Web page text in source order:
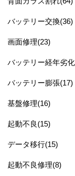
バッテリー交換(36)
画面修理(23)
バッテリー経年劣
バッテリー膨張(17)
基盤修理(16)
起動不良(15)
データ移行(15)
起動不良修理(8)